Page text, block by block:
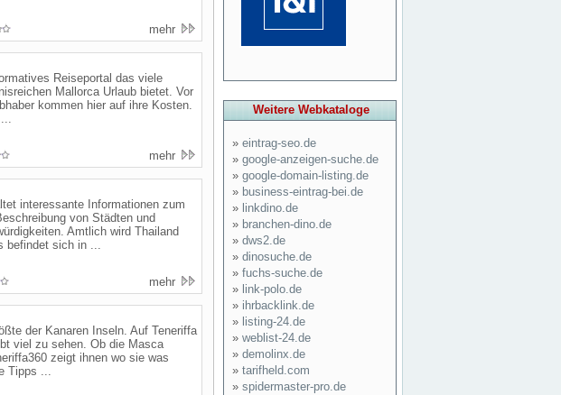
mehr
Reiseportal das viele
Mallorca Urlaub bietet. Vor
kommen hier auf ihre Kosten.
mehr
interessante Informationen zum
von Städten und
Amtlich wird Thailand
befindet sich in ...
mehr
der Kanaren Inseln. Auf Teneriffa
viel zu sehen. Ob die Masca
zeigt ihnen wo sie was
Tipps ...
Weitere Webkataloge
» eintrag-seo.de
» google-anzeigen-suche.de
» google-domain-listing.de
» business-eintrag-bei.de
» linkdino.de
» branchen-dino.de
» dws2.de
» dinosuche.de
» fuchs-suche.de
» link-polo.de
» ihrbacklink.de
» listing-24.de
» weblist-24.de
» demolinx.de
» tarifheld.com
» spidermaster-pro.de